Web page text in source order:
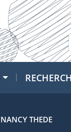
NANCY THEDE